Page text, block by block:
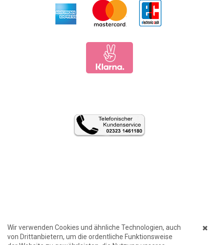
Wir verwenden Cookies und ähnliche Technologien, auch
von Drittanbietern, um die ordentliche Funktionsweise